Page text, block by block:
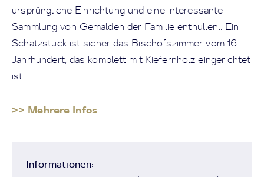
ursprüngliche Einrichtung und eine interessante
Sammlung von Gemälden der Familie enthüllen.. Ein
Schatzstuck ist sicher das Bischofszimmer vom 16.
Jahrhundert, das komplett mit Kiefernholz eingerichtet
ist.
>> Mehrere Infos
Informationen: